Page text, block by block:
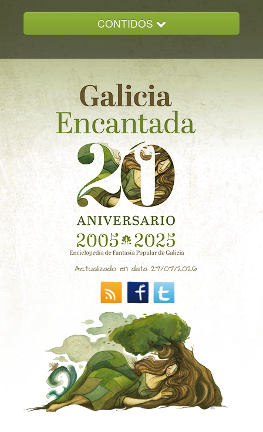
CONTIDOS
GALICIA ENCANTADA
DOCUMENTACION
NOVAS
CONTACTO
Actualizado en data 27/07/2026